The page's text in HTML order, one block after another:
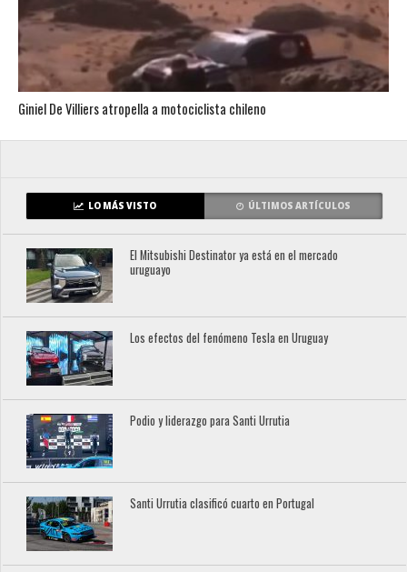
Giniel De Villiers atropella a motociclista chileno
LO MÁS VISTO ÚLTIMOS ARTÍCULOS
El Mitsubishi Destinator ya está en el mercado
uruguayo
Los efectos del fenómeno Tesla en Uruguay
Podio y liderazgo para Santi Urrutia
Santi Urrutia clasificó cuarto en Portugal